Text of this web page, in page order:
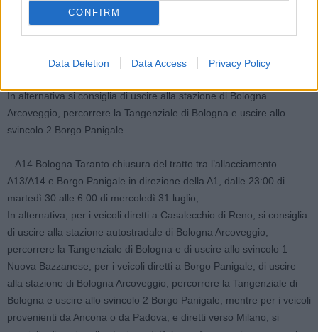
CONFIRM
Data Deletion Data Access Privacy Policy
Bologna Casalecchio.
chi proviene da Ancona, dalle 23:00 di martedì 30 alle 6:00 di
In alternativa si consiglia di uscire alla stazione di Bologna
Arcoveggio, percorrere la Tangenziale di Bologna e uscire allo
svincolo 2 Borgo Panigale.
– A14 Bologna Taranto chiusura del tratto tra l’allacciamento
A13/A14 e Borgo Panigale in direzione della A1, dalle 23:00 di
martedì 30 alle 6:00 di mercoledì 31 luglio;
In alternativa, per i veicoli diretti a Casalecchio di Reno, si consiglia
di uscire alla stazione autostradale di Bologna Arcoveggio,
percorrere la Tangenziale di Bologna e di uscire allo svincolo 1
Nuova Bazzanese; per i veicoli diretti a Borgo Panigale, di uscire
alla stazione di Bologna Arcoveggio, percorrere la Tangenziale di
Bologna e uscire allo svincolo 2 Borgo Panigale; mentre per i veicoli
provenienti da Ancona o da Padova, e diretti verso Milano, si